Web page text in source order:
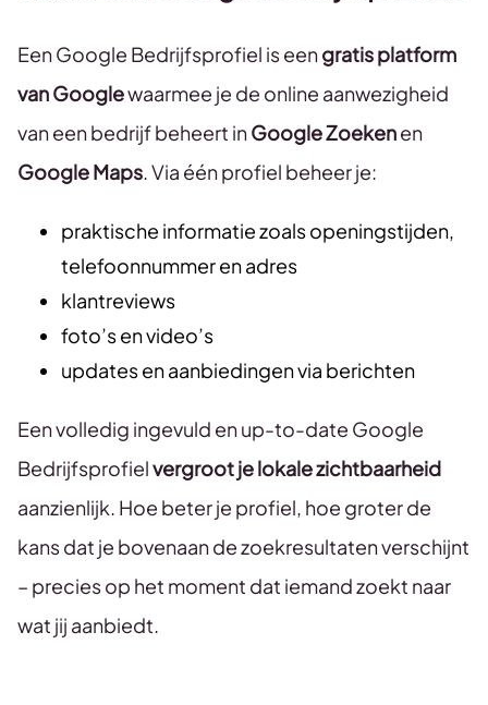
Een Google Bedrijfsprofiel is eengratis platform
van Googlewaarmee je de online aanwezigheid
van een bedrijf beheert inGoogle Zoekenen
Google Maps. Via één profiel beheer je:
praktische informatie zoals openingstijden,
telefoonnummer en adres
klantreviews
foto’s en video’s
updates en aanbiedingen via berichten
Een volledig ingevuld en up-to-date Google
Bedrijfsprofielvergroot je lokale zichtbaarheid
aanzienlijk. Hoe beter je profiel, hoe groter de
kans dat je bovenaan de zoekresultaten verschijnt
– precies op het moment dat iemand zoekt naar
wat jij aanbiedt.